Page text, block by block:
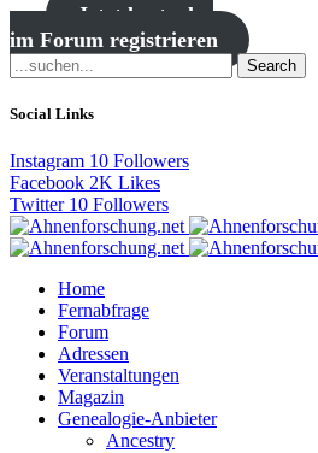
Jetzt kostenlos
im Forum registrieren
Search
Social Links
Instagram 10 Followers
Facebook 2K Likes
Twitter 10 Followers
Home
Fernabfrage
Forum
Adressen
Veranstaltungen
Magazin
Genealogie-Anbieter
Ancestry